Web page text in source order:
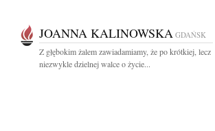
JOANNA KALINOWSKA GDAŃSK
Z głębokim żalem zawiadamiamy, że po krótkiej, lecz
niezwykle dzielnej walce o życie...